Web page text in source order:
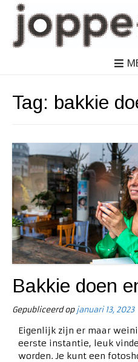
Tag: bakkie
Bakkie doen
Gepubliceerd op januari 13, 2023
Eigenlijk zijn er maar
eerste instantie, leuk
worden. Je kunt een